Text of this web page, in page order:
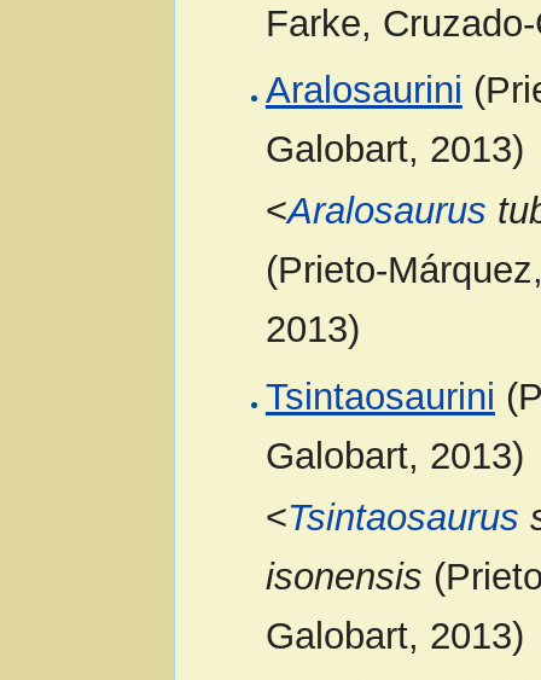
Farke,
Aralosaurini
Galobart, 2013)
<Aralosaurus
(Prieto-
2013)
Tsintaosaurini
Galobart, 2013)
<Tsintaosaurus
isonensis
Galobart, 2013)